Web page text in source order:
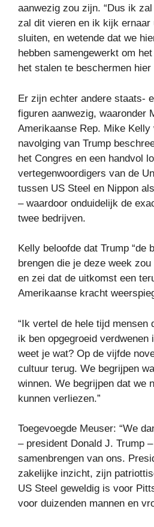
aanwezig zou zijn. “Dus ik
zal dit vieren en ik kijk ernaar
sluiten, en wetende dat we
hebben samengewerkt om
het stalen te beschermen hier
Er zijn echter andere staats-
figuren aanwezig, waaronder
Amerikaanse Rep. Mike Kelly
navolging van Trump
het Congres en een handvol
vertegenwoordigers van de
tussen US Steel en Nippon
– waardoor onduidelijk de
twee bedrijven.
Kelly beloofde dat Trump “de
brengen die je deze week zou
en zei dat de uitkomst een
Amerikaanse kracht
“Ik vertel de hele tijd mensen
ik ben opgegroeid verdwenen
weet je wat? Op de vijfde
cultuur terug. We begrijpen
winnen. We begrijpen dat we
kunnen verliezen.”
Toegevoegde Meuser: “We
– president Donald J. Trump
samenbrengen van ons.
zakelijke inzicht, zijn
US Steel geweldig is voor
voor duizenden mannen en